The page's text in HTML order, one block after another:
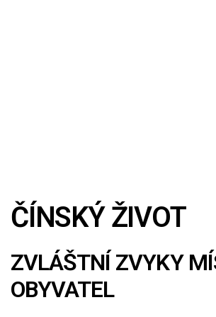
ČÍNSKÝ ŽIVOT
ZVLÁŠTNÍ ZVYKY
OBYVATEL